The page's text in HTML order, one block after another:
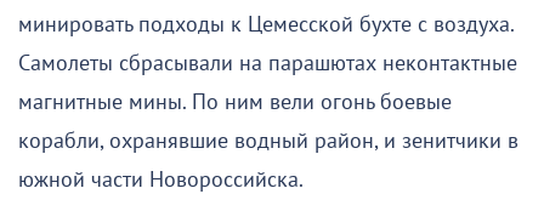
минировать подходы к Цемесской бухте с воздуха.
Самолеты сбрасывали на парашютах неконтактные
магнитные мины. По ним вели огонь боевые
корабли, охранявшие водный район, и зенитчики в
южной части Новороссийска.